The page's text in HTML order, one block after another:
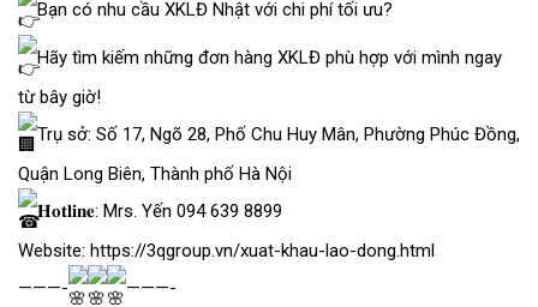
Bạn có nhu cầu XKLĐ Nhật với chi phí tối ưu?
Hãy tìm kiếm những đơn hàng XKLĐ phù hợp với mình ngay
từ bây giờ!
Trụ sở: Số 17, Ngõ 28, Phố Chu Huy Mân, Phường Phúc Đồng,
Quận Long Biên, Thành phố Hà Nội
𝐇𝐨𝐭𝐥𝐢𝐧𝐞: Mrs. Yến 094 639 8899
Website: https://3qgroup.vn/xuat-khau-lao-dong.html
———-
———-